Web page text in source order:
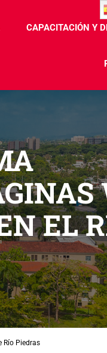
CAPACITACIÓN Y
EL
Río Piedras